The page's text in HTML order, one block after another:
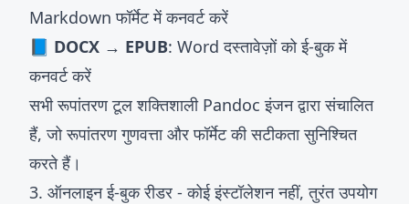
Markdown फॉर्मेट में कनवर्ट करें
📘 DOCX → EPUB: Word दस्तावेज़ों को ई-बुक में
कनवर्ट करें
सभी रूपांतरण टूल शक्तिशाली Pandoc इंजन द्वारा संचालित
हैं, जो रूपांतरण गुणवत्ता और फॉर्मेट की सटीकता सुनिश्चित
करते हैं।
3. ऑनलाइन ई-बुक रीडर - कोई इंस्टॉलेशन नहीं, तुरंत उपयोग